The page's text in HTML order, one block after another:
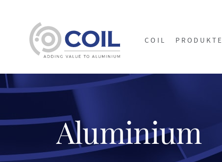
COIL PRODUKTE
Aluminium